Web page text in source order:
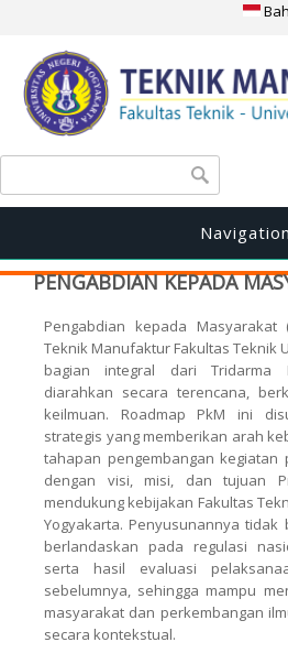
Search form
Navigation
PENGABDIAN KEPADA
Pengabdian kepada Masyarakat
Teknik Manufaktur Fakultas Teknik
bagian integral dari Tridarma
diarahkan secara terencana,
keilmuan. Roadmap PkM ini
strategis yang memberikan arah
tahapan pengembangan kegiatan
dengan visi, misi, dan tujuan
mendukung kebijakan Fakultas
Yogyakarta. Penyusunannya tidak
berlandaskan pada regulasi
serta hasil evaluasi
sebelumnya, sehingga mampu
masyarakat dan perkembangan
secara kontekstual.